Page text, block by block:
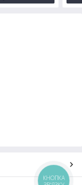
КНОПКА